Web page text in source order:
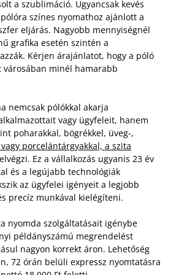
a szublimáció. Ugyancsak kevés
színes nyomathoz ajánlott a
eljárás. Nagyobb mennyiségnél
grafika esetén szintén a
Kérjen árajánlatot, hogy a póló
városában minél hamarabb
nemcsak pólókkal akarja
vagy ügyfeleit, hanem
poharakkal, bögrékkel, üveg-,
porcelántárgyakkal, a szita
Ez a vállalkozás ugyanis 23 év
és a legújabb technológiák
az ügyfelei igényeit a legjobb
precíz munkával kielégíteni.
nyomda szolgáltatásait igénybe
példányszámú megrendelést
nagyon korrekt áron. Lehetőség
72 órán belüli expressz nyomtatásra